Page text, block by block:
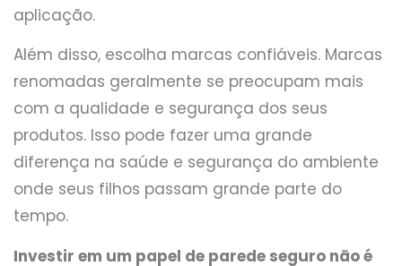
aplicação.
Além disso, escolha marcas confiáveis. Marcas
renomadas geralmente se preocupam mais
com a qualidade e segurança dos seus
produtos. Isso pode fazer uma grande
diferença na saúde e segurança do ambiente
onde seus filhos passam grande parte do
tempo.
Investir em um papel de parede seguro não é